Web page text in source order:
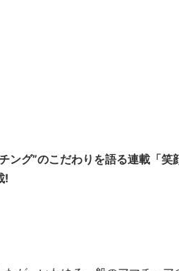
ング”のこだわりを語る連載「笑
!